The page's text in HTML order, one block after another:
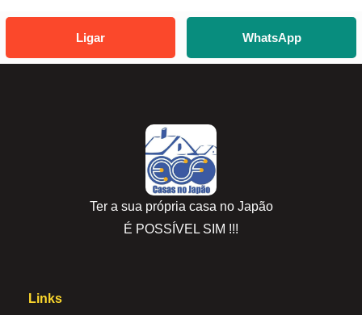
Ligar WhatsApp
Ter a sua própria casa no Japão
É POSSÍVEL SIM !!!
Links